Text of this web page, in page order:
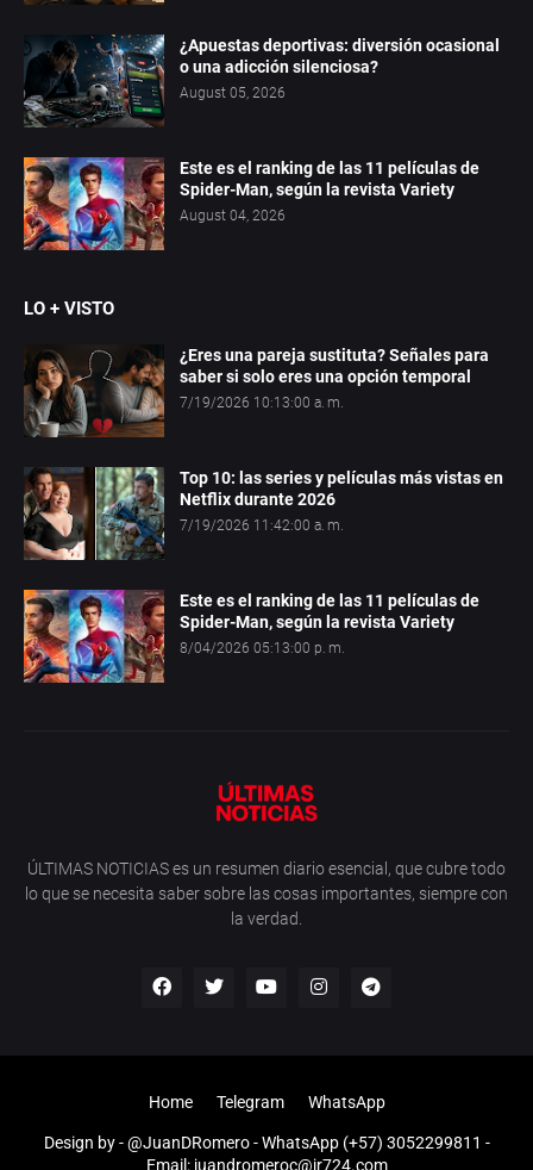
¿Apuestas deportivas: diversión ocasional
o una adicción silenciosa?
August 05, 2026
Este es el ranking de las 11 películas de
Spider-Man, según la revista Variety
August 04, 2026
LO + VISTO
¿Eres una pareja sustituta? Señales para
saber si solo eres una opción temporal
7/19/2026 10:13:00 a. m.
Top 10: las series y películas más vistas en
Netflix durante 2026
7/19/2026 11:42:00 a. m.
Este es el ranking de las 11 películas de
Spider-Man, según la revista Variety
8/04/2026 05:13:00 p. m.
ÚLTIMAS NOTICIAS es un resumen diario esencial, que cubre todo
lo que se necesita saber sobre las cosas importantes, siempre con
la verdad.
Design by -@JuanDRomero- WhatsApp (+57) 3052299811 -
Email: juandromeroc@jr724.com
Home Telegram WhatsApp